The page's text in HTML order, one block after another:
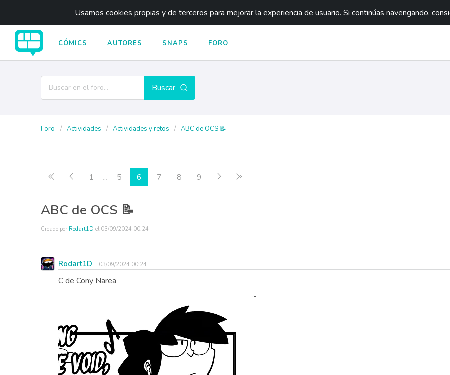
Usamos cookies propias y de terceros para mejorar la experiencia de usuario. Si continúas navengando,
CÓMICS AUTORES SNAPS FORO
Buscar
Foro Actividades Actividades y retos ABC de OCS 📝
Primera página
Anterior
1 ... 5 6 7 8 9 Siguiente
ABC de OCS 📝
Creado por Rodart1D el 03/09/2024 00:24
Rodart1D 03/09/2024 00:24
C de Cony Narea